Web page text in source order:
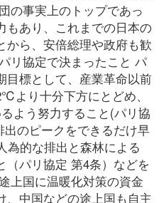
の事実上のトップであっ
もあり、これまでの日本の
から、安倍総理や政府も歓
リ協定で決まったこと パ
目標として、産業革命以前
より十分下方にとどめ、
よう努力すること(パリ協
のピークをできるだけ早
為的な排出と森林による
（パリ協定 第4条）などを
上国に温暖化対策の資金
、中国などの途上国も自主